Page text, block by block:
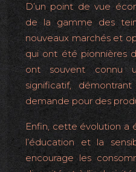
D’un point de vue
de la gamme des
nouveaux marchés et
qui ont été pionnières
ont souvent connu
significatif,
demande pour des
Enfin, cette évolution a
l’éducation et la
encourage les